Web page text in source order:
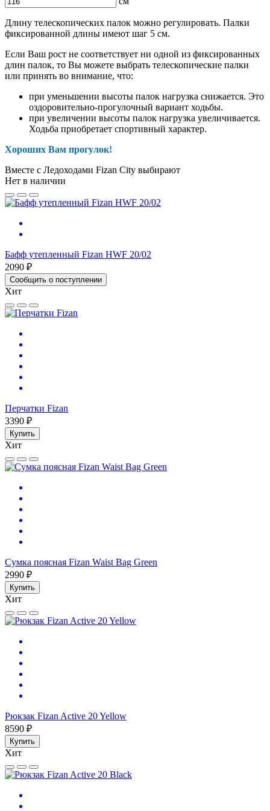
Длину телескопических палок можно регулировать. Палки
фиксированной длины имеют шаг 5 см.
Если Ваш рост не соответствует ни одной из фиксированных
длин палок, то Вы можете выбрать телескопические палки
или принять во внимание, что:
при уменьшении высоты палок нагрузка снижается. Это
оздоровительно-прогулочный вариант ходьбы.
при увеличении высоты палок нагрузка увеличивается.
Ходьба приобретает спортивный характер.
Хороших Вам прогулок!
Вместе с Ледоходами Fizan City выбирают
Нет в наличии
Бафф утепленный Fizan HWF 20/02
2090 ₽
Сообщить о поступлении
Хит
Перчатки Fizan
3390 ₽
Купить
Хит
Сумка поясная Fizan Waist Bag Green
2990 ₽
Купить
Хит
Рюкзак Fizan Active 20 Yellow
8590 ₽
Купить
Хит